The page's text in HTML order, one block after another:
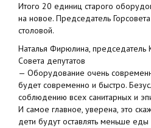
Итого 20 единиц старого
на новое. Председатель
столовой.
Наталья Фирюлина, председатель
Совета депутатов
— Оборудование очень
будет современно и быстро.
соблюдению всех санитарных и
И самое главное, уверена, это
дети будут оставлять меньше еды